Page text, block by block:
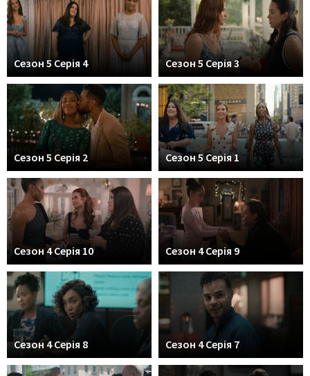
Сезон 5 Серія 4 Сезон 5 Серія 3
Сезон 5 Серія 2 Сезон 5 Серія 1
Сезон 4 Серія 10 Сезон 4 Серія 9
Сезон 4 Серія 8 Сезон 4 Серія 7